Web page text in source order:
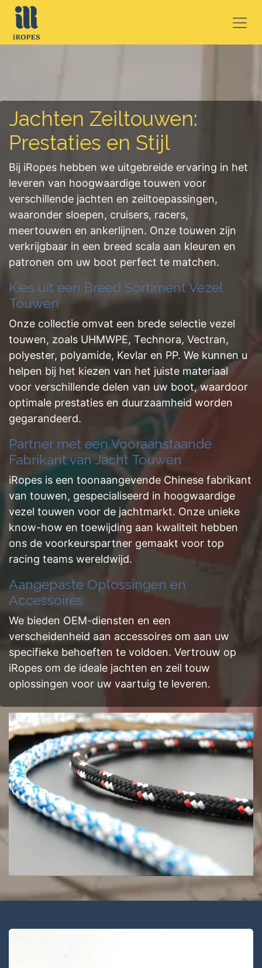
OVERSLAAN NAAR INHOUD
Jachten Zeiltouwen:
Prestaties en Stijl
Bij iRopes hebben we uitgebreide ervaring in het
leveren van hoogwaardige touwen voor
verschillende jachten en zeiltoepassingen,
waaronder sloepen, cruisers, racers,
meertouwen en ankerlijnen. Onze touwen zijn
verkrijgbaar in een breed scala aan kleuren en
patronen om uw boot perfect te matchen.
Kies uit een Breed Sortiment Vezel
Touwen
Onze collectie omvat een brede selectie vezel
touwen, zoals UHMWPE, Technora, Vectran,
polyester, polyamide, Kevlar en PP. We kunnen u
helpen bij het kiezen van het juiste materiaal
voor verschillende delen van uw boot, waardoor
optimale prestaties en duurzaamheid worden
gegarandeerd.
Partner met een Vooraanstaande
Fabrikant van Jacht Touwen
iRopes is een toonaangevende Chinese fabrikant
van touwen, gespecialiseerd in hoogwaardige
vezel touwen voor de jachtmarkt. Onze unieke
know-how en toewijding aan kwaliteit hebben
ons de voorkeurspartner gemaakt voor top
racing teams wereldwijd.
Aangepaste Oplossingen en
Accessoires
We bieden OEM-diensten en een
verscheidenheid aan accessoires om aan uw
specifieke behoeften te voldoen. Vertrouw op
iRopes om de ideale jachten en zeil touw
oplossingen voor uw vaartuig te leveren.